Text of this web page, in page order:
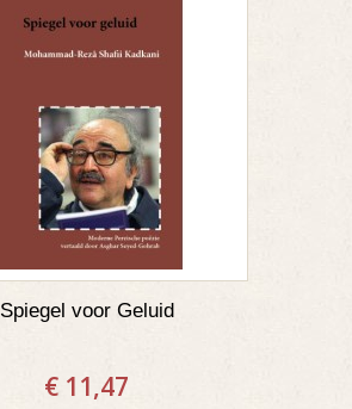
Spiegel voor Geluid
€ 11,47